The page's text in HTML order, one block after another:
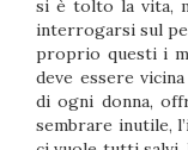
si è tolto la vita,
interrogarsi sul
proprio questi i
deve essere
di ogni donna,
sembrare inutile,